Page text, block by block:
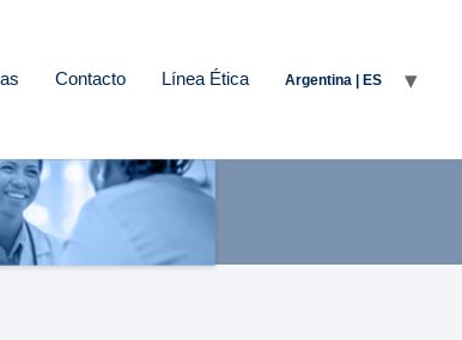
Contacto Línea Ética Argentina | ES